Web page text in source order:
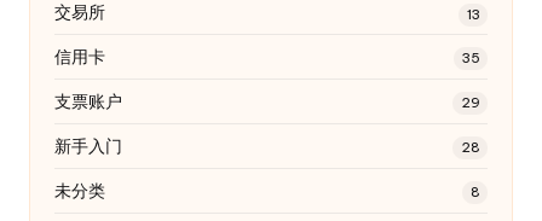
交易所 13
信用卡 35
支票账户 29
新手入门 28
未分类 8